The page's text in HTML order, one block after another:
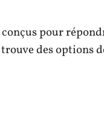
pour
des options